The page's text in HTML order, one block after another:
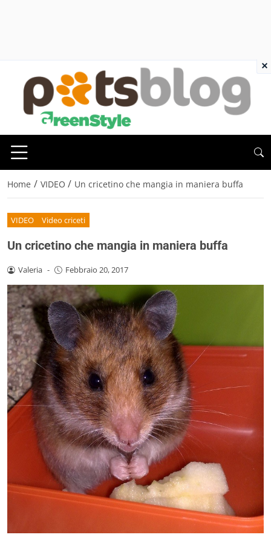
Home / VIDEO / Un cricetino che mangia in maniera buffa
VIDEO Video criceti
Un cricetino che mangia in maniera buffa
Valeria - Febbraio 20, 2017
×